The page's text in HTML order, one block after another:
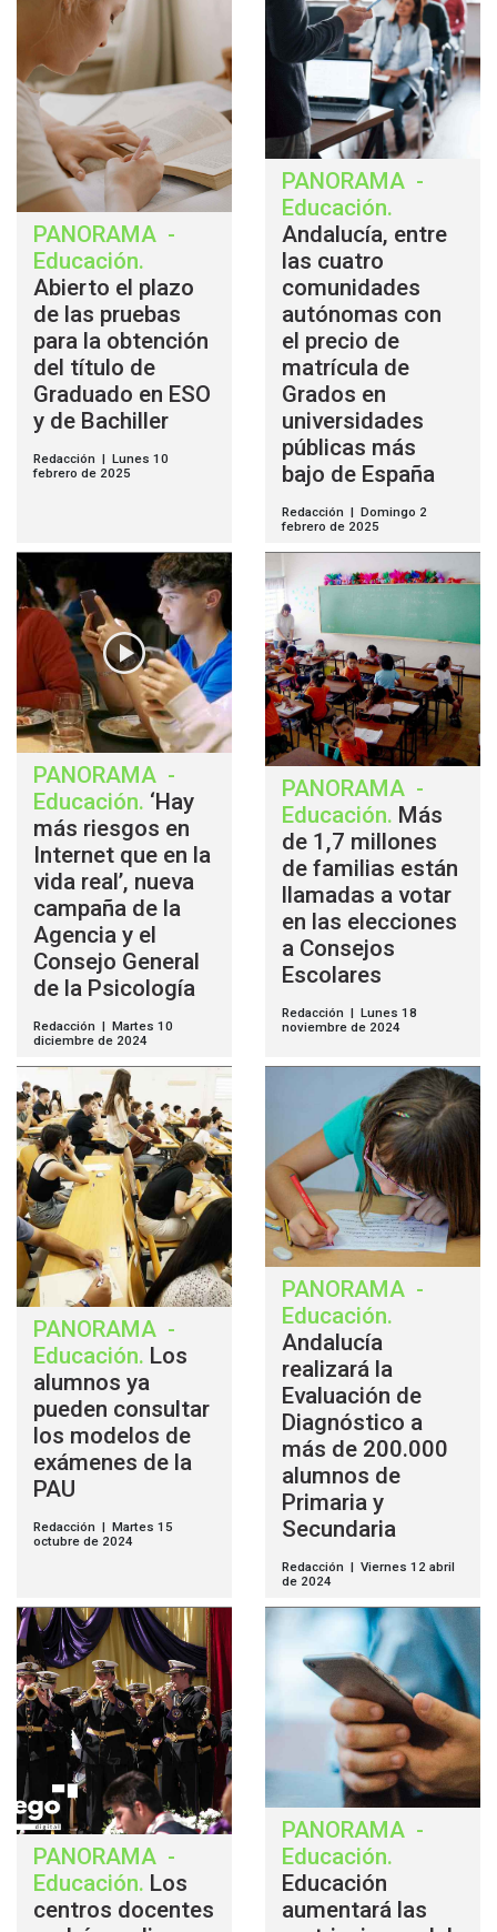
PANORAMA -
Educación.
Abierto el plazo
de las pruebas
para la obtención
del título de
Graduado en ESO
y de Bachiller
Redacción | Lunes 10
febrero de 2025
PANORAMA -
Educación.
Andalucía, entre
las cuatro
comunidades
autónomas con
el precio de
matrícula de
Grados en
universidades
públicas más
bajo de España
Redacción | Domingo 2
febrero de 2025
PANORAMA -
Educación. ‘Hay
más riesgos en
Internet que en la
vida real’, nueva
campaña de la
Agencia y el
Consejo General
de la Psicología
Redacción | Martes 10
diciembre de 2024
PANORAMA -
Educación. Más
de 1,7 millones
de familias están
llamadas a votar
en las elecciones
a Consejos
Escolares
Redacción | Lunes 18
noviembre de 2024
PANORAMA -
Educación. Los
alumnos ya
pueden consultar
los modelos de
exámenes de la
PAU
Redacción | Martes 15
octubre de 2024
PANORAMA -
Educación.
Andalucía
realizará la
Evaluación de
Diagnóstico a
más de 200.000
alumnos de
Primaria y
Secundaria
Redacción | Viernes 12 abril
de 2024
PANORAMA -
Educación. Los
centros docentes
PANORAMA -
Educación.
Educación
aumentará las